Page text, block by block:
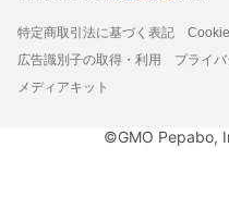
特定商取引法に基づく表記
広告識別子の取得・利用
プライ
メディアキット
©GMO Pepabo,